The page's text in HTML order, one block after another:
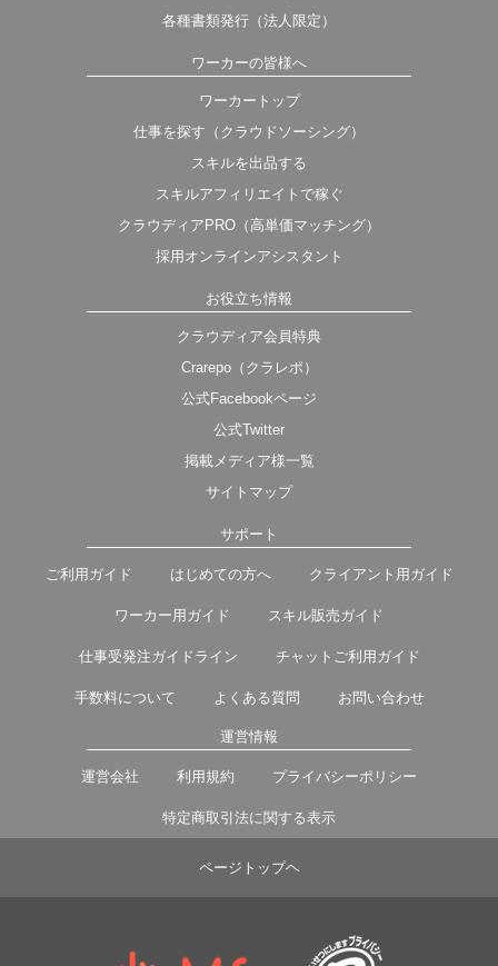
各種書類発行（法人限定）
ワーカーの皆様へ
ワーカートップ
仕事を探す（クラウドソーシング）
スキルを出品する
スキルアフィリエイトで稼ぐ
クラウディアPRO（高単価マッチング）
採用オンラインアシスタント
お役立ち情報
クラウディア会員特典
Crarepo（クラレポ）
公式Facebookページ
公式Twitter
掲載メディア様一覧
サイトマップ
サポート
ご利用ガイド はじめての方へ クライアント用ガイド
ワーカー用ガイド スキル販売ガイド
仕事受発注ガイドライン チャットご利用ガイド
手数料について よくある質問 お問い合わせ
運営情報
運営会社 利用規約 プライバシーポリシー
特定商取引法に関する表示
ページトップヘ